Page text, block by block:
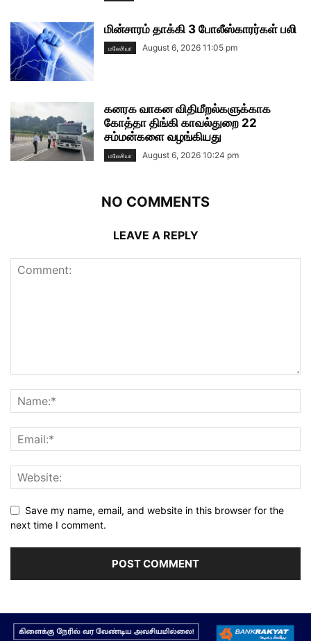
மின்சாரம் தாக்கி 3 போலீஸ்காரர்கள் பலி
மலேசியா August 6, 2026 11:05 pm
கனரக வாகன விதிமீறல்களுக்காக
கோத்தா திங்கி காவல்துறை 22
சம்மன்களை வழங்கியது
மலேசியா August 6, 2026 10:24 pm
NO COMMENTS
LEAVE A REPLY
Save my name, email, and website in this browser for the
next time I comment.